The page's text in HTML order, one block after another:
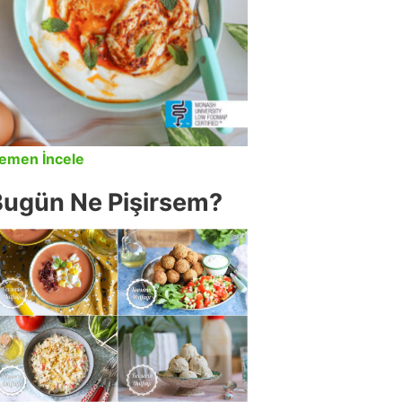
İncele
Ne Pişirsem?